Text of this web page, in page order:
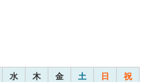
水 木 金 土 日 祝